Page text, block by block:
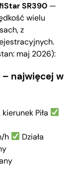
SR390 —
wielu
z
maj 2026):
– najwięcej w
Piła
h
Działa